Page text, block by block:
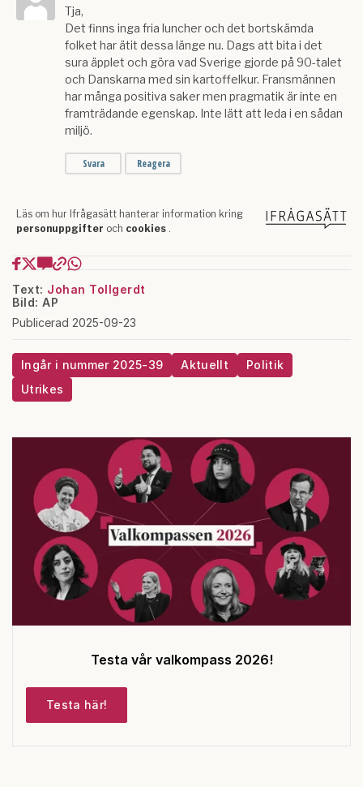
Text: Johan Tollgerdt
Bild: AP
Publicerad 2025-09-23
Ingår i nummer 2025-39 Aktuellt
Politik
Utrikes
Testa vår valkompass 2026!
Testa här!